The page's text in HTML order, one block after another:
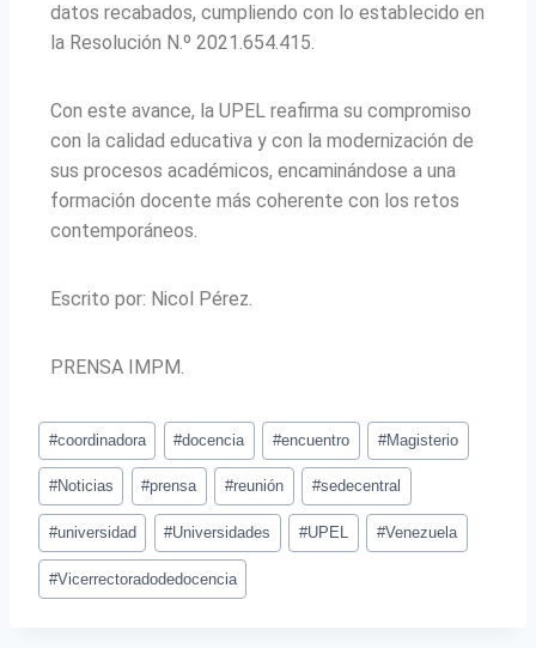
datos recabados, cumpliendo con lo establecido en
la Resolución N.º 2021.654.415.
Con este avance, la UPEL reafirma su compromiso
con la calidad educativa y con la modernización de
sus procesos académicos, encaminándose a una
formación docente más coherente con los retos
contemporáneos.
Escrito por: Nicol Pérez.
PRENSA IMPM.
#coordinadora #docencia #encuentro #Magisterio
#Noticias #prensa #reunión #sedecentral
#universidad #Universidades #UPEL #Venezuela
#Vicerrectoradodedocencia